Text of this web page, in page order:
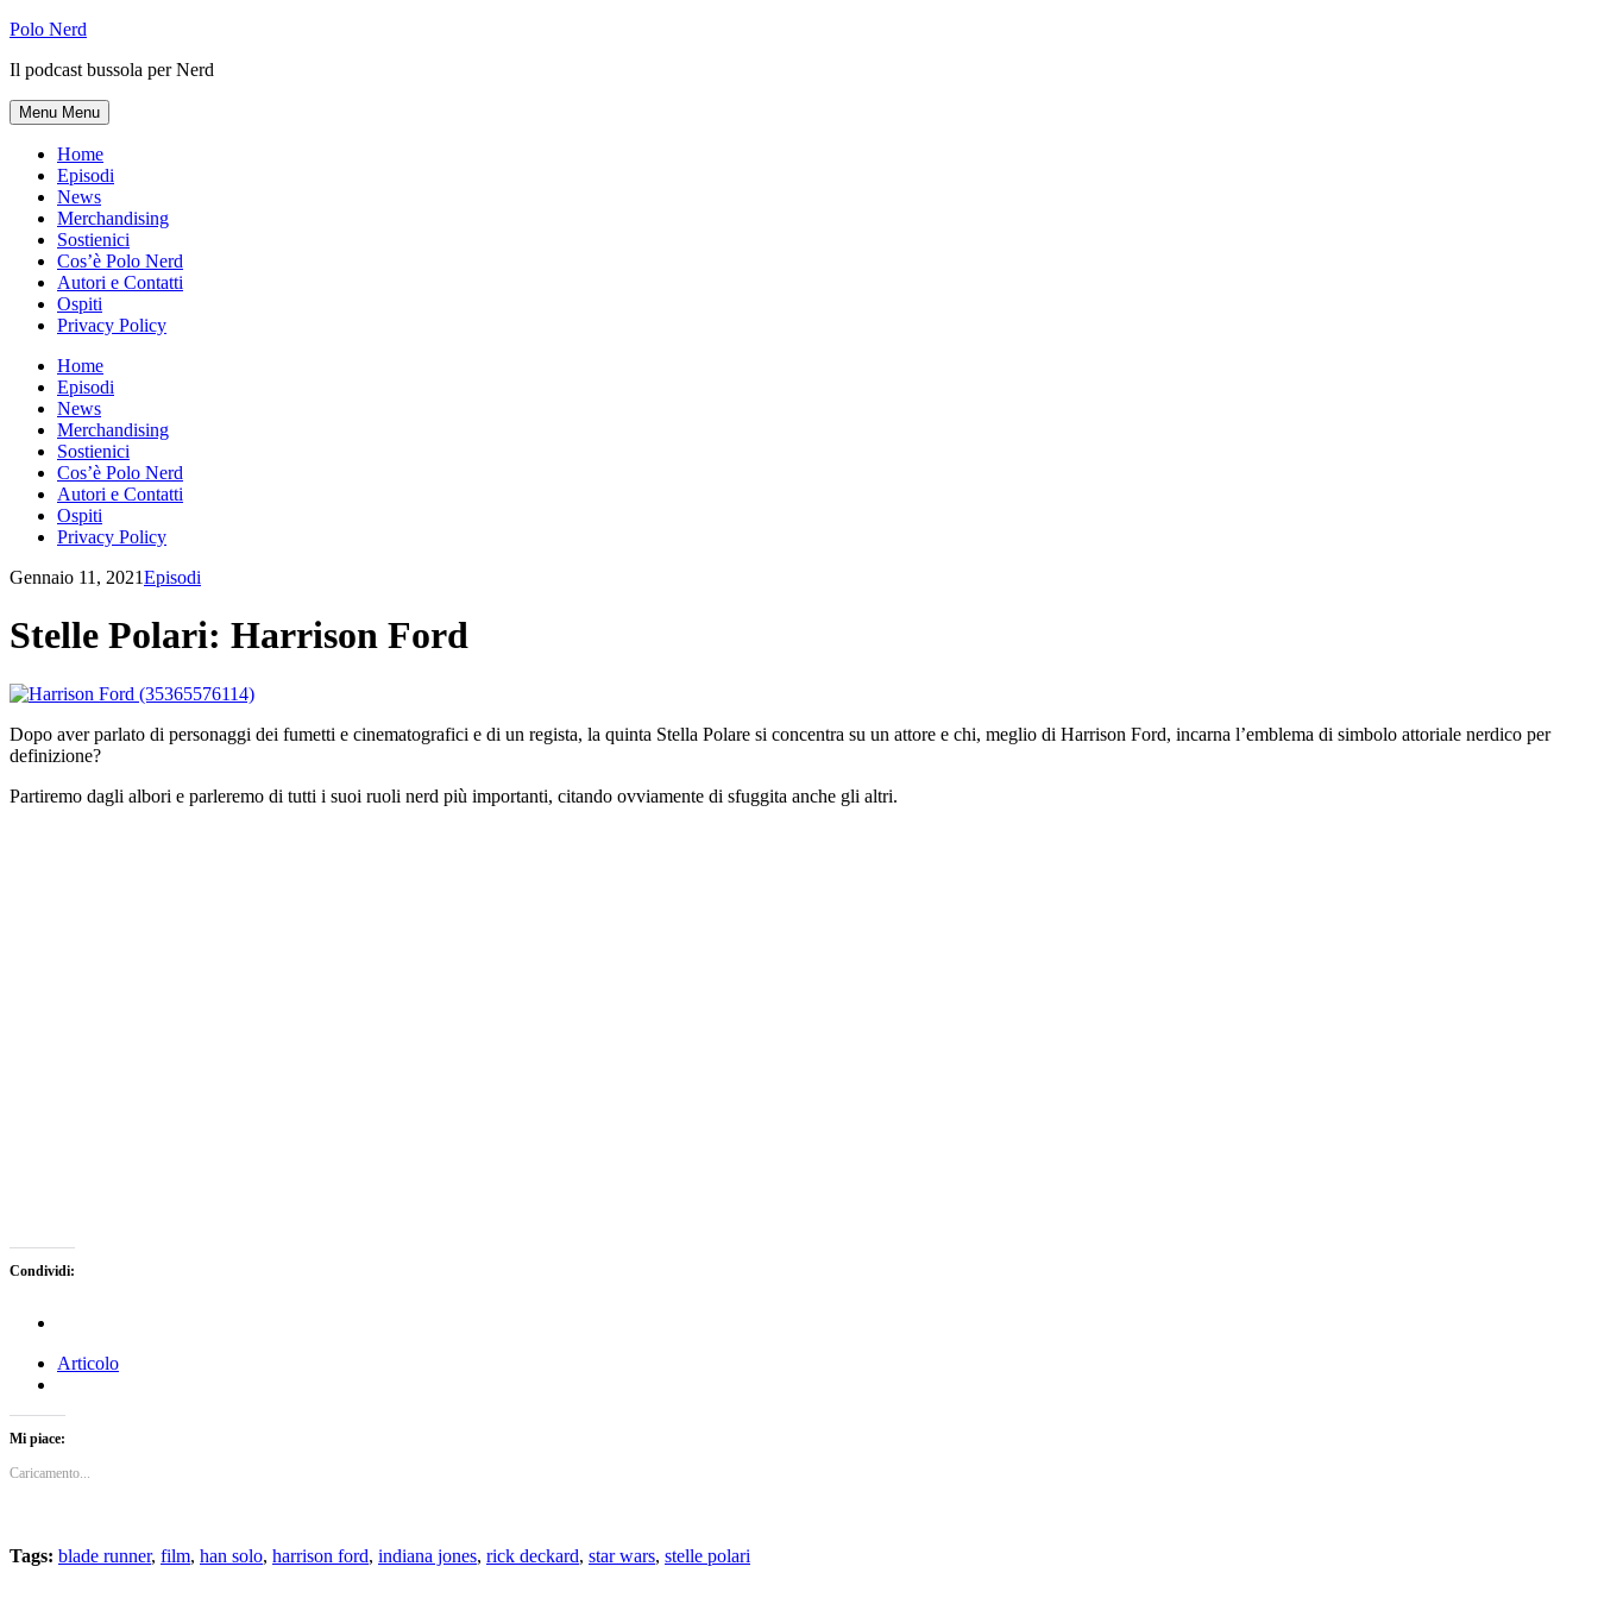
Skip
content
Polo Nerd
Il podcast bussola per Nerd
Menu Menu
Home
Episodi
News
Merchandising
Sostienici
Cos’è Polo Nerd
Autori e Contatti
Ospiti
Privacy Policy
Home
Episodi
News
Merchandising
Sostienici
Cos’è Polo Nerd
Autori e Contatti
Ospiti
Privacy Policy
Gennaio 11, 2021Episodi
Stelle Polari: Harrison Ford
Dopo aver parlato di personaggi dei fumetti e cinematografici e di un regista, la quinta Stella Polare si concentra su un attore e chi, meglio di Harrison Ford, incarna l’emblema di simbolo attoriale nerdico per
definizione?
Partiremo dagli albori e parleremo di tutti i suoi ruoli nerd più importanti, citando ovviamente di sfuggita anche gli altri.
Condividi:
Articolo
Mi piace:
Caricamento...
Tags: blade runner, film, han solo, harrison ford, indiana jones, rick deckard, star wars, stelle polari